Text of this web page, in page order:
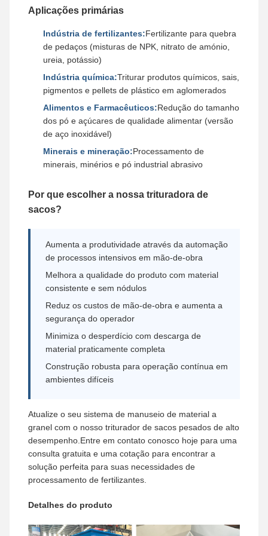
Aplicações primárias
Indústria de fertilizantes:Fertilizante para quebra
de pedaços (misturas de NPK, nitrato de amónio,
ureia, potássio)
Indústria química:Triturar produtos químicos, sais,
pigmentos e pellets de plástico em aglomerados
Alimentos e Farmacêuticos:Redução do tamanho
dos pó e açúcares de qualidade alimentar (versão
de aço inoxidável)
Minerais e mineração:Processamento de
minerais, minérios e pó industrial abrasivo
Por que escolher a nossa trituradora de
sacos?
Aumenta a produtividade através da automação
de processos intensivos em mão-de-obra
Melhora a qualidade do produto com material
consistente e sem nódulos
Reduz os custos de mão-de-obra e aumenta a
segurança do operador
Minimiza o desperdício com descarga de
material praticamente completa
Construção robusta para operação contínua em
ambientes difíceis
Atualize o seu sistema de manuseio de material a
granel com o nosso triturador de sacos pesados de alto
desempenho.Entre em contato conosco hoje para uma
consulta gratuita e uma cotação para encontrar a
solução perfeita para suas necessidades de
processamento de fertilizantes.
Detalhes do produto